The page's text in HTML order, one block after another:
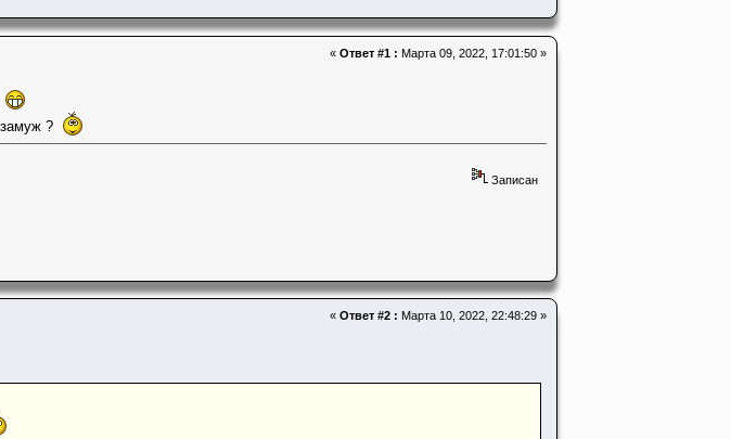
« Ответ #1 : Марта 09, 2022, 17:01:50 »
?
Записан
« Ответ #2 : Марта 10, 2022, 22:48:29 »